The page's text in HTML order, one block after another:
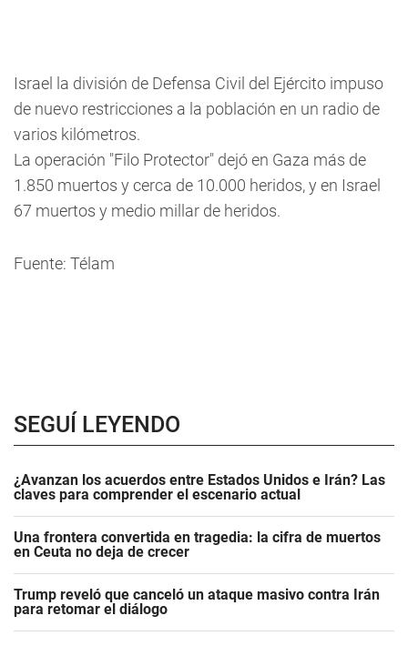
Israel la división de Defensa Civil del Ejército impuso
de nuevo restricciones a la población en un radio de
varios kilómetros.
La operación "Filo Protector" dejó en Gaza más de
1.850 muertos y cerca de 10.000 heridos, y en Israel
67 muertos y medio millar de heridos.
Fuente: Télam
SEGUÍ LEYENDO
¿Avanzan los acuerdos entre Estados Unidos e Irán? Las
claves para comprender el escenario actual
Una frontera convertida en tragedia: la cifra de muertos
en Ceuta no deja de crecer
Trump reveló que canceló un ataque masivo contra Irán
para retomar el diálogo